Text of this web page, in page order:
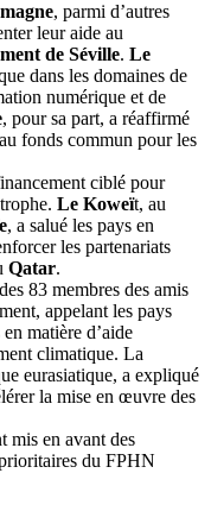
, parmi d’autres
leur aide au
de Séville. Le
dans les domaines de
numérique et de
, pour sa part, a réaffirmé
fonds commun pour les
ciblé pour
Le Koweït, au
, a salué les pays en
les partenariats
Qatar.
83 membres des amis
appelant les pays
matière d’aide
climatique. La
eurasiatique, a expliqué
la mise en œuvre des
mis en avant des
du FPHN